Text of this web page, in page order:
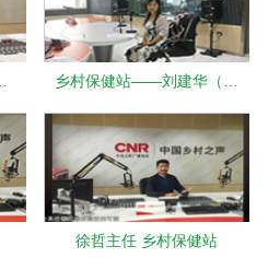
乡村保健站——刘建华（…
徐哲主任 乡村保健站